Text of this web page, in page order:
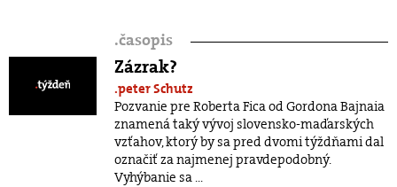
.časopis
Zázrak?
.peter Schutz
Pozvanie pre Roberta Fica od Gordona Bajnaia
znamená taký vývoj slovensko-maďarských
vzťahov, ktorý by sa pred dvomi týždňami dal
označiť za najmenej pravdepodobný.
Vyhýbanie sa ...